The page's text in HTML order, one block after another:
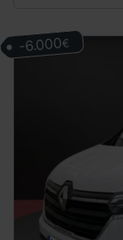
-6.000€